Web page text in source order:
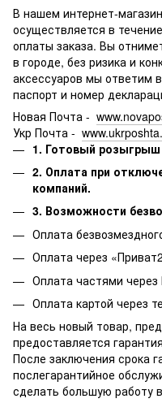
В нашем интернет-
осуществляется в
оплаты заказа. Вы
в городе, без ризика и
аксессуаров мы ответим
паспорт и номер
Новая Почта -
Укр Почта -
1. Готовый розыгрыш
2. Оплата при
компаний.
3. Возможности
Оплата
Оплата через
Оплата частями через
Оплата картой через
На весь новый товар,
предоставляется
После заключения срока
послегарантийное
сделать большую работу